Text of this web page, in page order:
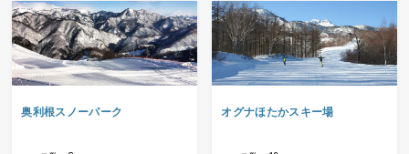
奥利根スノーパーク オグナほたかスキー場